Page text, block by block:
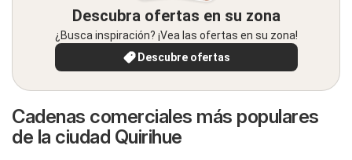
Descubra ofertas en su zona
¿Busca inspiración? ¡Vea las ofertas en su zona!
Descubre ofertas
Cadenas comerciales más populares
de la ciudad Quirihue